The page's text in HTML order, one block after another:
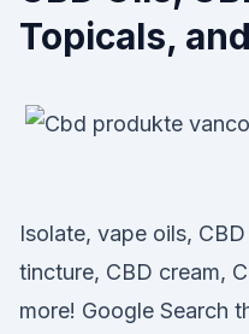
Topicals,
Isolate, vape oils,
tincture, CBD cream,
more! Google Search